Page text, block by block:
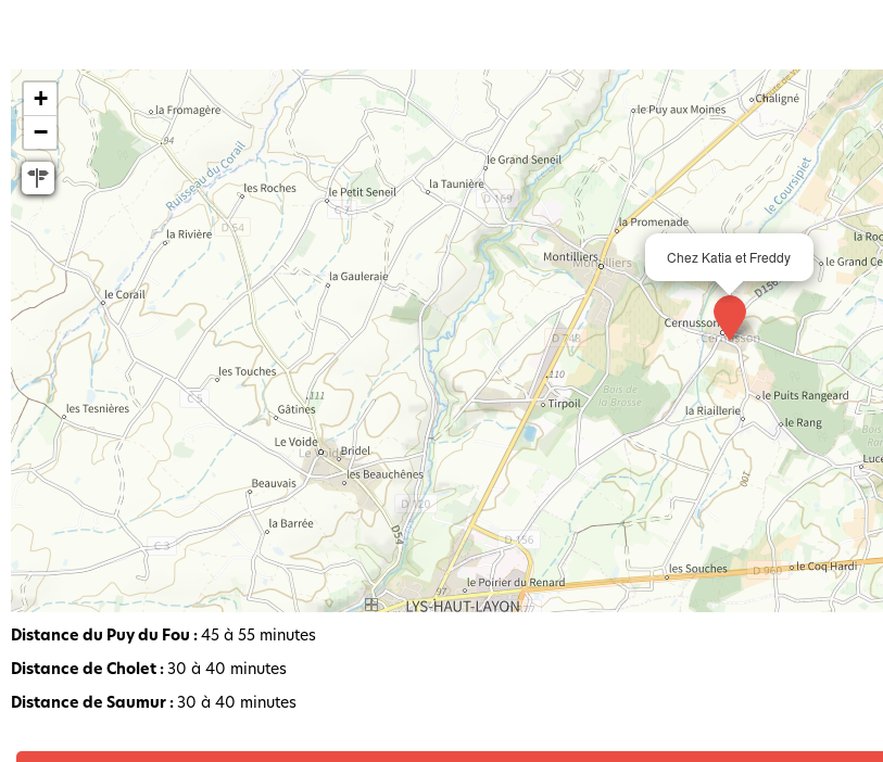
Chez Katia et Freddy
+
−
Distance du Puy du Fou :45 à 55 minutes
Distance de Cholet :30 à 40 minutes
Distance de Saumur :30 à 40 minutes